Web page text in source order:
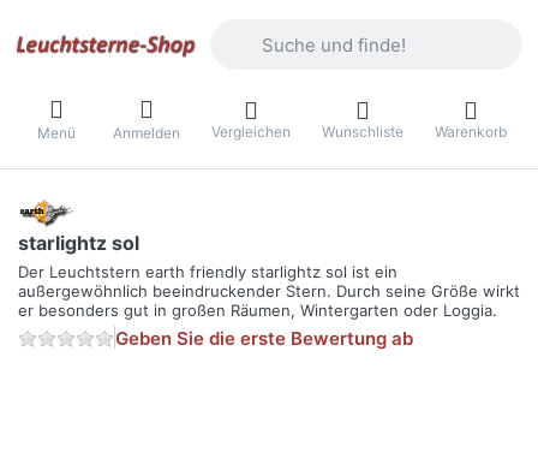
Menü Anmelden Vergleichen Wunschliste Warenkorb
starlightz sol
Der Leuchtstern earth friendly starlightz sol ist ein
außergewöhnlich beeindruckender Stern. Durch seine Größe wirkt
er besonders gut in großen Räumen, Wintergarten oder Loggia.
Geben Sie die erste Bewertung ab